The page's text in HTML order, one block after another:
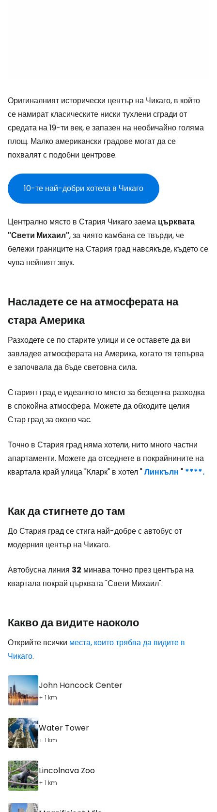
Оригиналният исторически център на Чикаго, в който
се намират класическите ниски тухлени сгради от
средата на 19-ти век, е запазен на необичайно голяма
площ. Малко американски градове могат да се
похвалят с подобни центрове.
10-те най-добри хотела в Чикаго
Централно място в Стария Чикаго заема църквата
"Свети Михаил", за чиято камбана се твърди, че
бележи границите на Стария град навсякъде, където се
чува нейният звук.
Насладете се на атмосферата на
стара Америка
Разходете се по старите улици и се оставете да ви
завладее атмосферата на Америка, когато тя тепърва
е започвала да бъде световна сила.
Старият град е идеалното място за безцелна разходка
в спокойна атмосфера. Можете да обходите целия
Стар град за около час.
Точно в Стария град няма хотели, нито много частни
апартаменти. Можете да отседнете в покрайнините на
квартала край улица "Кларк" в хотел "Линкълн " ****.
Как да стигнете до там
До Стария град се стига най-добре с автобус от
модерния център на Чикаго.
Автобусна линия 32 минава точно през центъра на
квартала покрай църквата "Свети Михаил".
Какво да видите наоколо
Открийте всички места, които трябва да видите в
Чикаго.
John Hancock Center
+ 1 km
Water Tower
+ 1 km
Lincolnova Zoo
+ 1 km